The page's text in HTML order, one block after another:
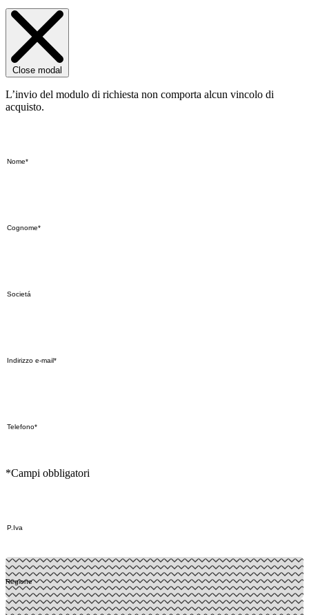
Close modal
L’invio del modulo di richiesta non comporta alcun vincolo di
acquisto.
*Campi obbligatori